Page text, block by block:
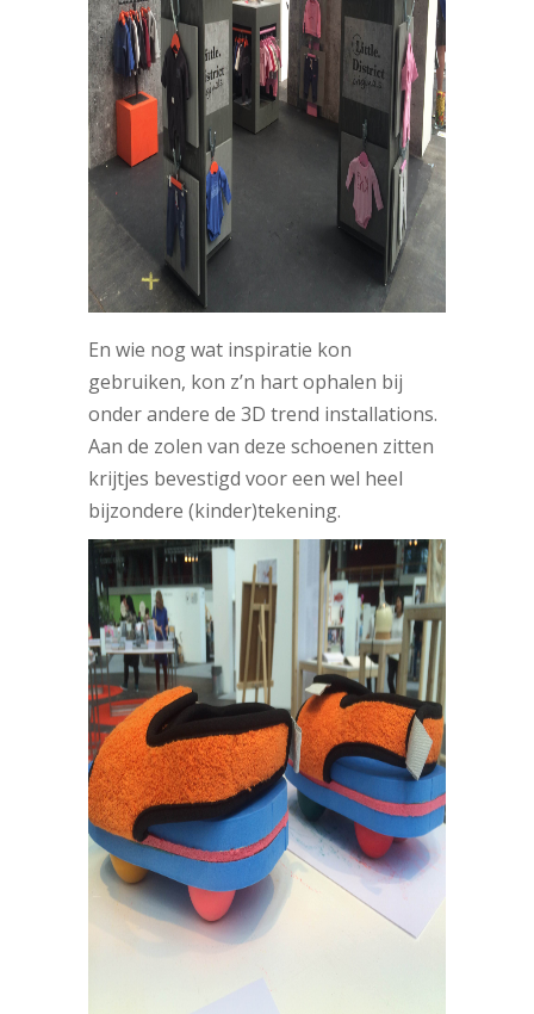
En wie nog wat inspiratie kon
gebruiken, kon z’n hart ophalen bij
onder andere de 3D trend installations.
Aan de zolen van deze schoenen zitten
krijtjes bevestigd voor een wel heel
bijzondere (kinder)tekening.